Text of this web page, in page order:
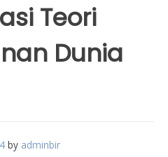
Teori
Dunia
by adminbir